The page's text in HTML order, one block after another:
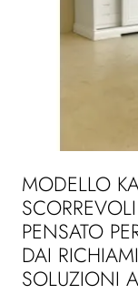
MODELLO
PENSATO
DAI
SOLUZIONI